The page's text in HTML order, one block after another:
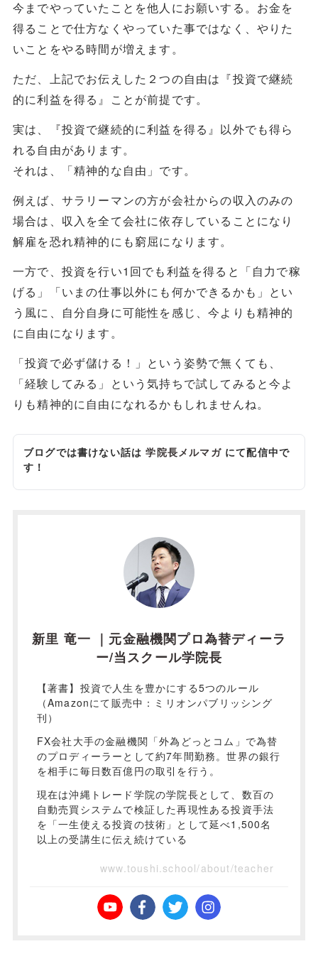
今までやっていたことを他人にお願いする。お金を
得ることで仕方なくやっていた事ではなく、やりた
いことをやる時間が増えます。
ただ、上記でお伝えした２つの自由は『投資で継続
的に利益を得る』ことが前提です。
実は、『投資で継続的に利益を得る』以外でも得ら
れる自由があります。
それは、「精神的な自由」です。
例えば、サラリーマンの方が会社からの収入のみの
場合は、収入を全て会社に依存していることになり
解雇を恐れ精神的にも窮屈になります。
一方で、投資を行い1回でも利益を得ると「自力で稼
げる」「いまの仕事以外にも何かできるかも」とい
う風に、自分自身に可能性を感じ、今よりも精神的
に自由になります。
「投資で必ず儲ける！」という姿勢で無くても、
「経験してみる」という気持ちで試してみると今よ
りも精神的に自由になれるかもしれませんね。
ブログでは書けない話は学院長メルマガにて配信中で
す！
新里 竜一 ｜元金融機関プロ為替ディーラ
ー/当スクール学院長
【著書】投資で人生を豊かにする5つのルール
（Amazonにて販売中：ミリオンパブリッシング
刊）
FX会社大手の金融機関「外為どっとコム」で為替
のプロディーラーとして約7年間勤務。世界の銀行
を相手に毎日数百億円の取引を行う。
現在は沖縄トレード学院の学院長として、数百の
自動売買システムで検証した再現性ある投資手法
を「一生使える投資の技術」として延べ1,500名
以上の受講生に伝え続けている
www.toushi.school/about/teacher